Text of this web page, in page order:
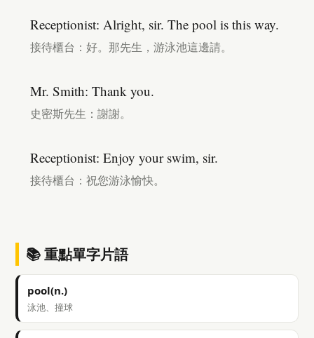
Receptionist: Alright, sir. The pool is this way.
接待櫃台：好。那先生，游泳池這邊請。
Mr. Smith: Thank you.
史密斯先生：謝謝。
Receptionist: Enjoy your swim, sir.
接待櫃台：祝您游泳愉快。
📚 重點單字片語
pool(n.)
泳池、撞球